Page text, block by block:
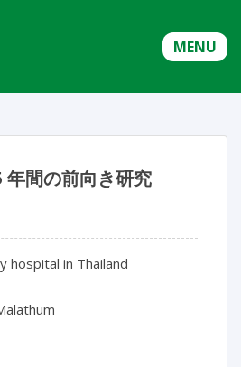
MENU
年間の前向き研究
hospital in Thailand